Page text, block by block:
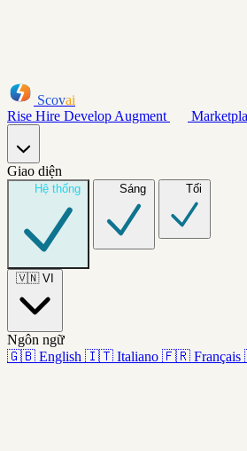
Scovai
Rise Hire Develop Augment
Giao diện
Hệ thống Sáng Tối
🇻🇳 VI
Ngôn ngữ
🇬🇧 English 🇮🇹 Italiano 🇫🇷 Français